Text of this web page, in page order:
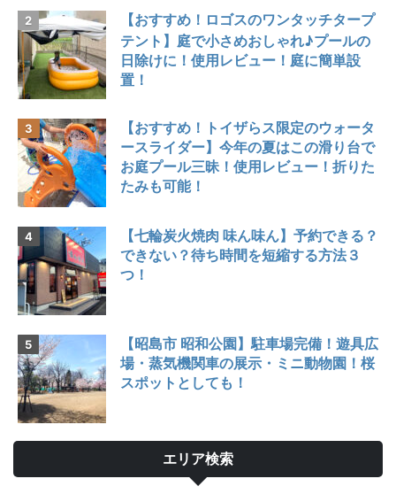
【おすすめ！ロゴスのワンタッチタープ
テント】庭で小さめおしゃれ♪プールの
日除けに！使用レビュー！庭に簡単設
置！
【おすすめ！トイザらス限定のウォータ
ースライダー】今年の夏はこの滑り台で
お庭プール三昧！使用レビュー！折りた
たみも可能！
【七輪炭火焼肉 味ん味ん】予約できる？
できない？待ち時間を短縮する方法３
つ！
【昭島市 昭和公園】駐車場完備！遊具広
場・蒸気機関車の展示・ミニ動物園！桜
スポットとしても！
エリア検索